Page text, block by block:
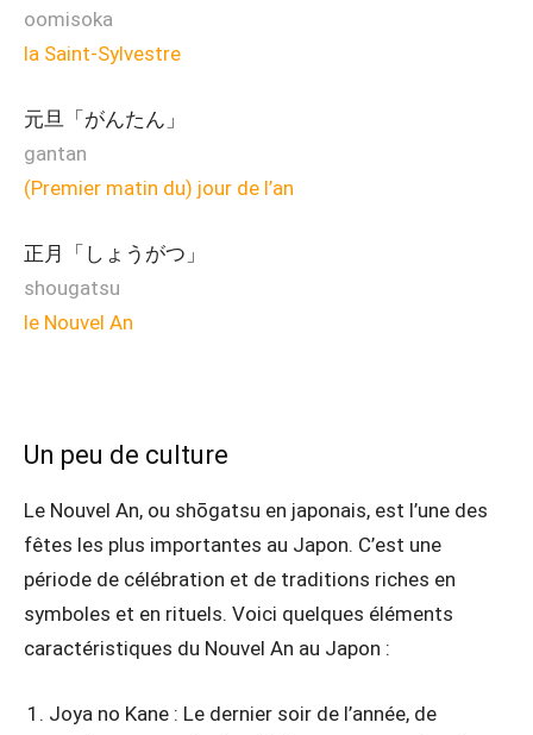
oomisoka
la Saint-Sylvestre
元旦「がんたん」
gantan
(Premier matin du) jour de l’an
正月「しょうがつ」
shougatsu
le Nouvel An
Un peu de culture
Le Nouvel An, ou shōgatsu en japonais, est l’une des
fêtes les plus importantes au Japon. C’est une
période de célébration et de traditions riches en
symboles et en rituels. Voici quelques éléments
caractéristiques du Nouvel An au Japon :
Joya no Kane : Le dernier soir de l’année, de